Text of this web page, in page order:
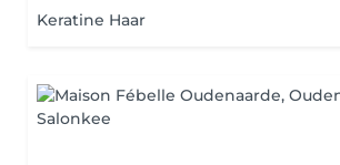
Keratine Haar